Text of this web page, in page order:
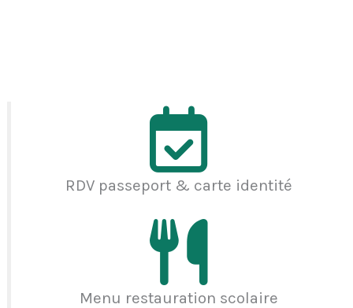
RDV passeport & carte identité
Menu restauration scolaire